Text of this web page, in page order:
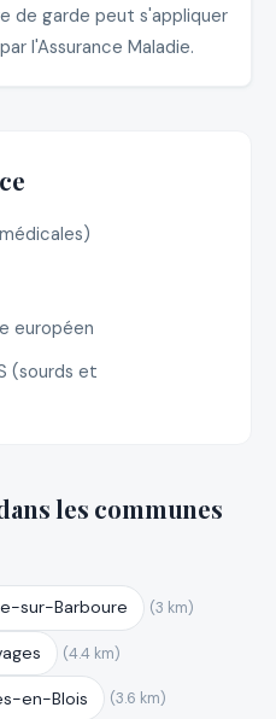
de garde peut s'appliquer
l'Assurance Maladie.
européen
(sourds et
les communes
sur-Barboure (3 km)
(4.4 km)
en-Blois (3.6 km)